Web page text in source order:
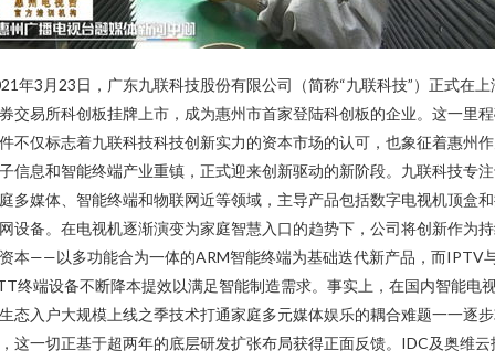
年3月23日，广东九联科技股份有限公司（简称“九联科技”）正式在上
交易所科创板挂牌上市，成为惠州市首家登陆科创板的企业。这一里
不仅标志着九联科技科技创新实力的资本市场的认可，也象征着惠州
信息和智能终端产业重镇，正式迎来创新驱动的新阶段。九联科技专
多媒体、智能终端和物联网近等领域，主导产品包括数字电视机顶盒
设备。在电视机逐渐演变为家庭智慧入口的趋势下，公司将创新作为
本——以多功能合为一体的ARM智能终端为基础迭代新产品，而IPTV
终端设备不断降本提效以满足智能制造需求。事实上，在国内智能电
态入户大规模上线之季技术打通家庭多元媒体娱乐的耦合难题一一逐
这一切正基于超两年的底层研发扩张布局获得正面反馈。IDC及奥维云